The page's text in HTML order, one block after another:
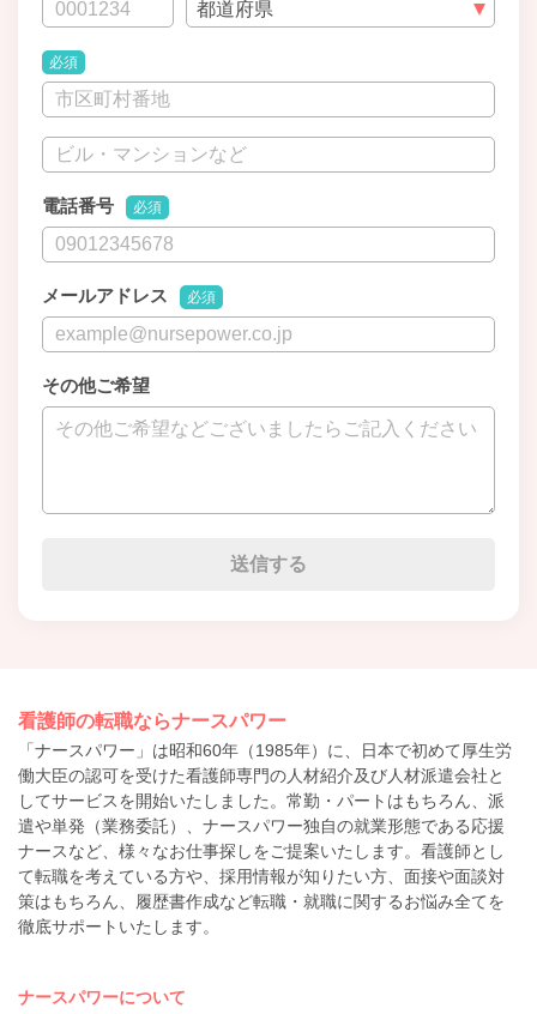
必須
電話番号 必須
メールアドレス 必須
その他ご希望
看護師の転職ならナースパワー
「ナースパワー」は昭和60年（1985年）に、日本で初めて厚生労
働大臣の認可を受けた看護師専門の人材紹介及び人材派遣会社と
してサービスを開始いたしました。常勤・パートはもちろん、派
遣や単発（業務委託）、ナースパワー独自の就業形態である応援
ナースなど、様々なお仕事探しをご提案いたします。看護師とし
て転職を考えている方や、採用情報が知りたい方、面接や面談対
策はもちろん、履歴書作成など転職・就職に関するお悩み全てを
徹底サポートいたします。
ナースパワーについて